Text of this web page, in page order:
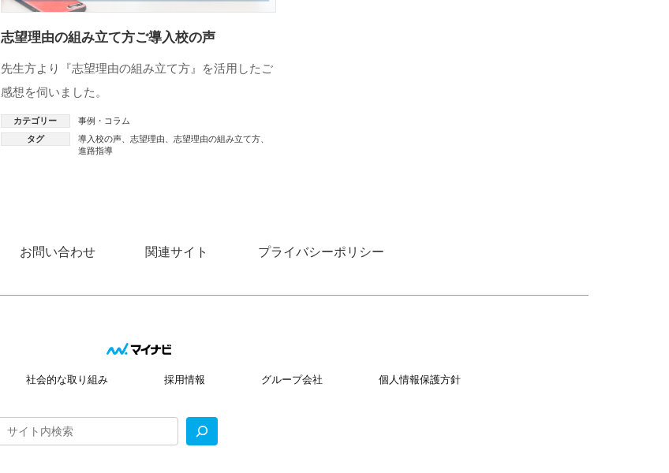
志望理由の組み立て方ご導入校の声
先生方より『志望理由の組み立て方』を活用したご
感想を伺いました。
カテゴリー
事例・コラム
タグ
導入校の声、 志望理由 志望理由の組み立て方、
進路指導
お問い合わせ 関連サイト プライバシーポリシー
社会的な取り組み 採用情報 グループ会社 個人情報保護方針